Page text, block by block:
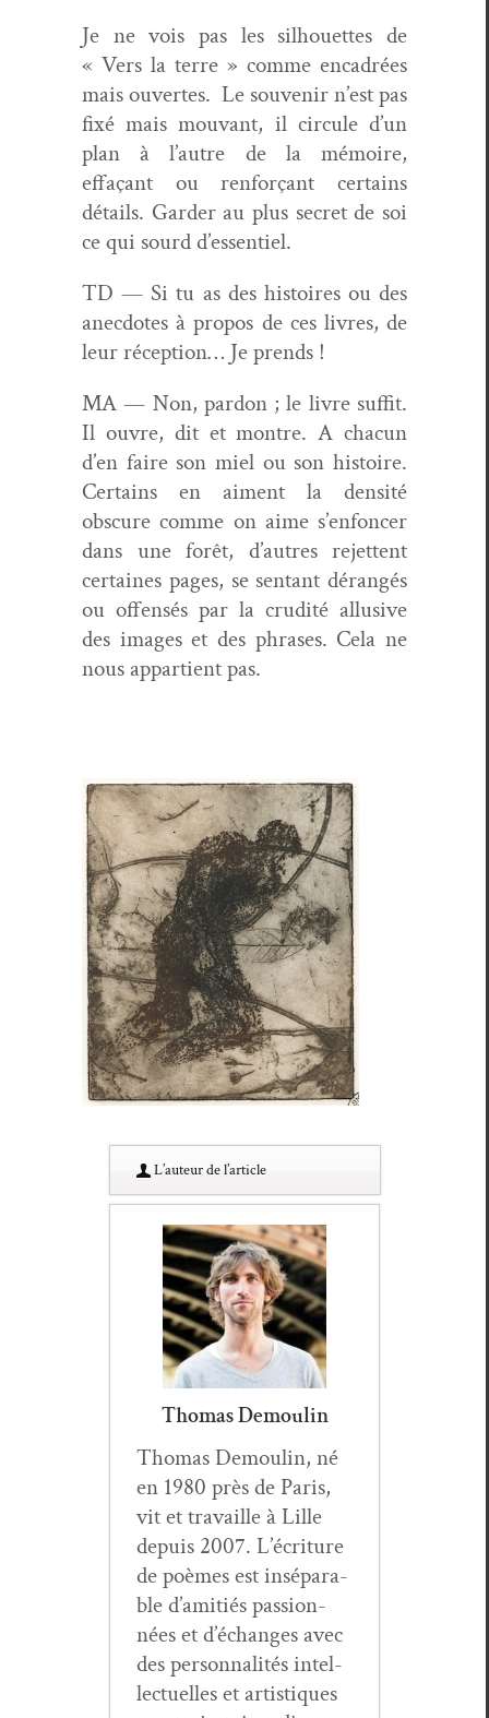
Je ne vois pas les sil­hou­ettes de
« Vers la terre » comme encadrées
mais ouvertes. Le sou­venir n’est pas
fixé mais mou­vant, il cir­cule d’un
plan à l’autre de la mémoire,
effaçant ou ren­forçant cer­tains
détails. Garder au plus secret de soi
ce qui sourd d’essentiel.
TD — Si tu as des his­toires ou des
anec­dotes à pro­pos de ces livres, de
leur récep­tion… Je prends !
MA — Non, par­don ; le livre suf­fit.
Il ouvre, dit et mon­tre. A cha­cun
d’en faire son miel ou son his­toire.
Cer­tains en aiment la den­sité
obscure comme on aime s’enfoncer
dans une forêt, d’autres rejet­tent
cer­taines pages, se sen­tant dérangés
ou offen­sés par la cru­dité allu­sive
des images et des phras­es. Cela ne
nous appar­tient pas.
L’au­teur de l’article
Thomas Demoulin
Thomas Demoulin, né
en 1980 près de Paris,
vit et tra­vaille à Lille
depuis 2007. L’écriture
de poèmes est insé­para­
ble d’amitiés pas­sion­
nées et d’échanges avec
des per­son­nal­ités intel­
lectuelles et artis­tiques